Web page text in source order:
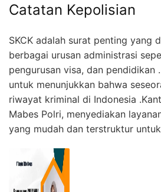
Catatan Kepolisian
SKCK adalah surat penting yang
berbagai urusan administrasi
pengurusan visa, dan pendidikan
untuk menunjukkan bahwa
riwayat kriminal di Indonesia
Mabes Polri, menyediakan
yang mudah dan terstruktur